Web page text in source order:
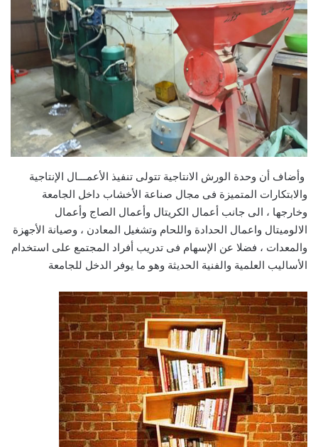
وأضاف أن وحدة الورش الانتاجية تتولى تنفيذ الأعمـــال الإنتاجية
والابتكارات المتميزة فى مجال صناعة الأخشاب داخل الجامعة
وخارجها ، الى جانب أعمال الكريتال وأعمال الصاج وأعمال
الالوميتال واعمال الحدادة واللحام وتشغيل المعادن ، وصيانة الأجهزة
والمعدات ، فضلا عن الإسهام فى تدريب أفراد المجتمع على استخدام
الأساليب العلمية والفنية الحديثة وهو ما يوفر الدخل للجامعة